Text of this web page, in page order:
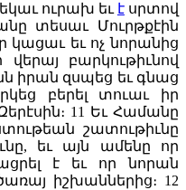
ուրախ եւ է սրտով
տեսաւ Մուրթքէին
կացաւ եւ ոչ նորանից
բարկութիւնով
իրան զսպեց եւ գնաց
բերել տուաւ իր
11 Եւ Համանը
շատութիւնը
եւ այն ամենը որ
է եւ որ նորան
իշխաններից։ 12